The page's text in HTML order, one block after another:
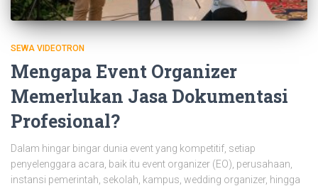
SEWA VIDEOTRON
Mengapa Event Organizer
Memerlukan Jasa Dokumentasi
Profesional?
Dalam hingar bingar dunia event yang kompetitif, setiap
penyelenggara acara, baik itu event organizer (EO), perusahaan,
instansi pemerintah, sekolah, kampus, wedding organizer, hingga